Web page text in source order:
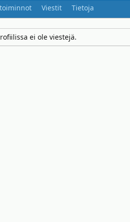
Viestit Tietoja
ei ole viestejä.